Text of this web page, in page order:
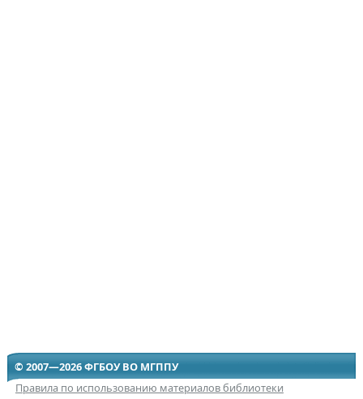
© 2007—2026 ФГБОУ ВО МГППУ
Правила по использованию материалов библиотеки